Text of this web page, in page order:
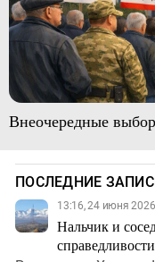
Внеочередные
ПОСЛЕДНИЕ
13:16, 24 июня 2026
Нальчик и
справедливости